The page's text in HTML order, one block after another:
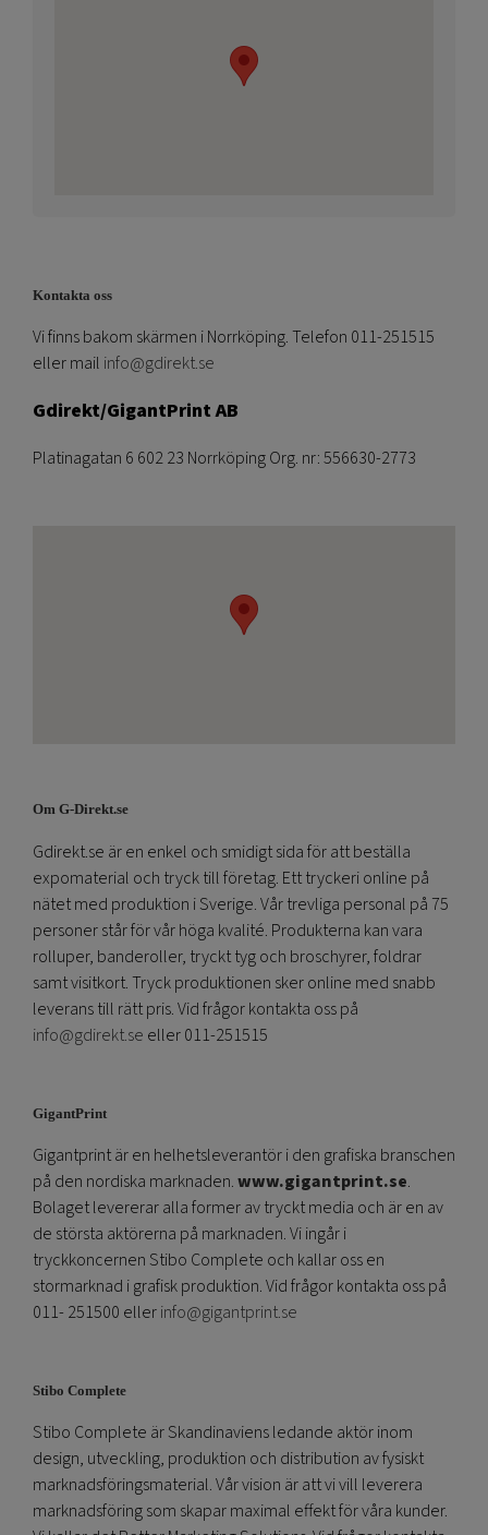
Kontakta oss
Vi finns bakom skärmen i Norrköping. Telefon 011-251515
eller mail info@gdirekt.se
Gdirekt/GigantPrint AB
Platinagatan 6 602 23 Norrköping Org. nr: 556630-2773
Om G-Direkt.se
Gdirekt.se är en enkel och smidigt sida för att beställa
expomaterial och tryck till företag. Ett tryckeri online på
nätet med produktion i Sverige. Vår trevliga personal på 75
personer står för vår höga kvalité. Produkterna kan vara
rolluper, banderoller, tryckt tyg och broschyrer, foldrar
samt visitkort. Tryck produktionen sker online med snabb
leverans till rätt pris. Vid frågor kontakta oss på
info@gdirekt.se eller 011-251515
GigantPrint
Gigantprint är en helhetsleverantör i den grafiska branschen
på den nordiska marknaden.www.gigantprint.se.
Bolaget levererar alla former av tryckt media och är en av
de största aktörerna på marknaden. Vi ingår i
tryckkoncernen Stibo Complete och kallar oss en
stormarknad i grafisk produktion. Vid frågor kontakta oss på
011- 251500 ellerinfo@gigantprint.se
Stibo Complete
Stibo Complete är Skandinaviens ledande aktör inom
design, utveckling, produktion och distribution av fysiskt
marknadsföringsmaterial. Vår vision är att vi vill leverera
marknadsföring som skapar maximal effekt för våra kunder.